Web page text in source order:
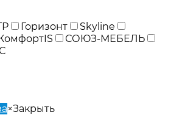
Горизонт
Skyline
СОЮЗ-МЕБЕЛЬ
×Закрыть